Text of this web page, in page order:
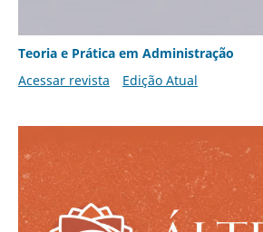
Teoria e Prática em Administração
Acessar revista
Edição Atual